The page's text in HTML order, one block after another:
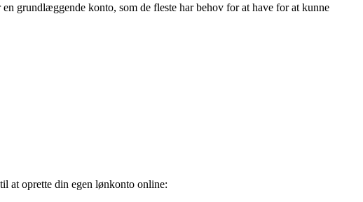
grundlæggende konto, som de fleste har behov for at have for at kunne
at oprette din egen lønkonto online: